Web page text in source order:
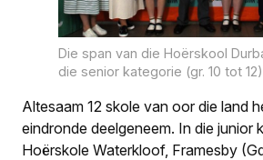
Die span van die Hoërskool
die senior kategorie (gr. 10 tot
Erasmus, Carien Bloem, Islah
Bierman, Melandi Nabal, Alana
Nicolene Müller.
Altesaam 12 skole van oor die land
eindronde deelgeneem. In die junior
Hoërskole Waterkloof, Framesby